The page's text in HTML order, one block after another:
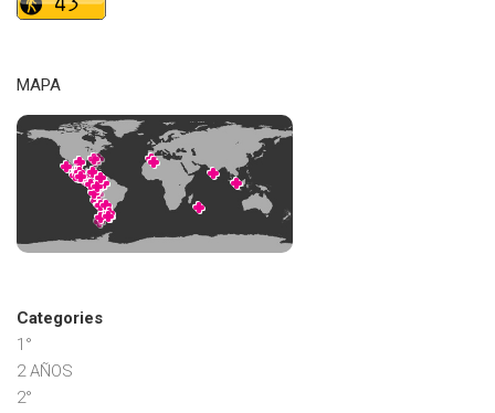
MAPA
Categories
1°
2 AÑOS
2°